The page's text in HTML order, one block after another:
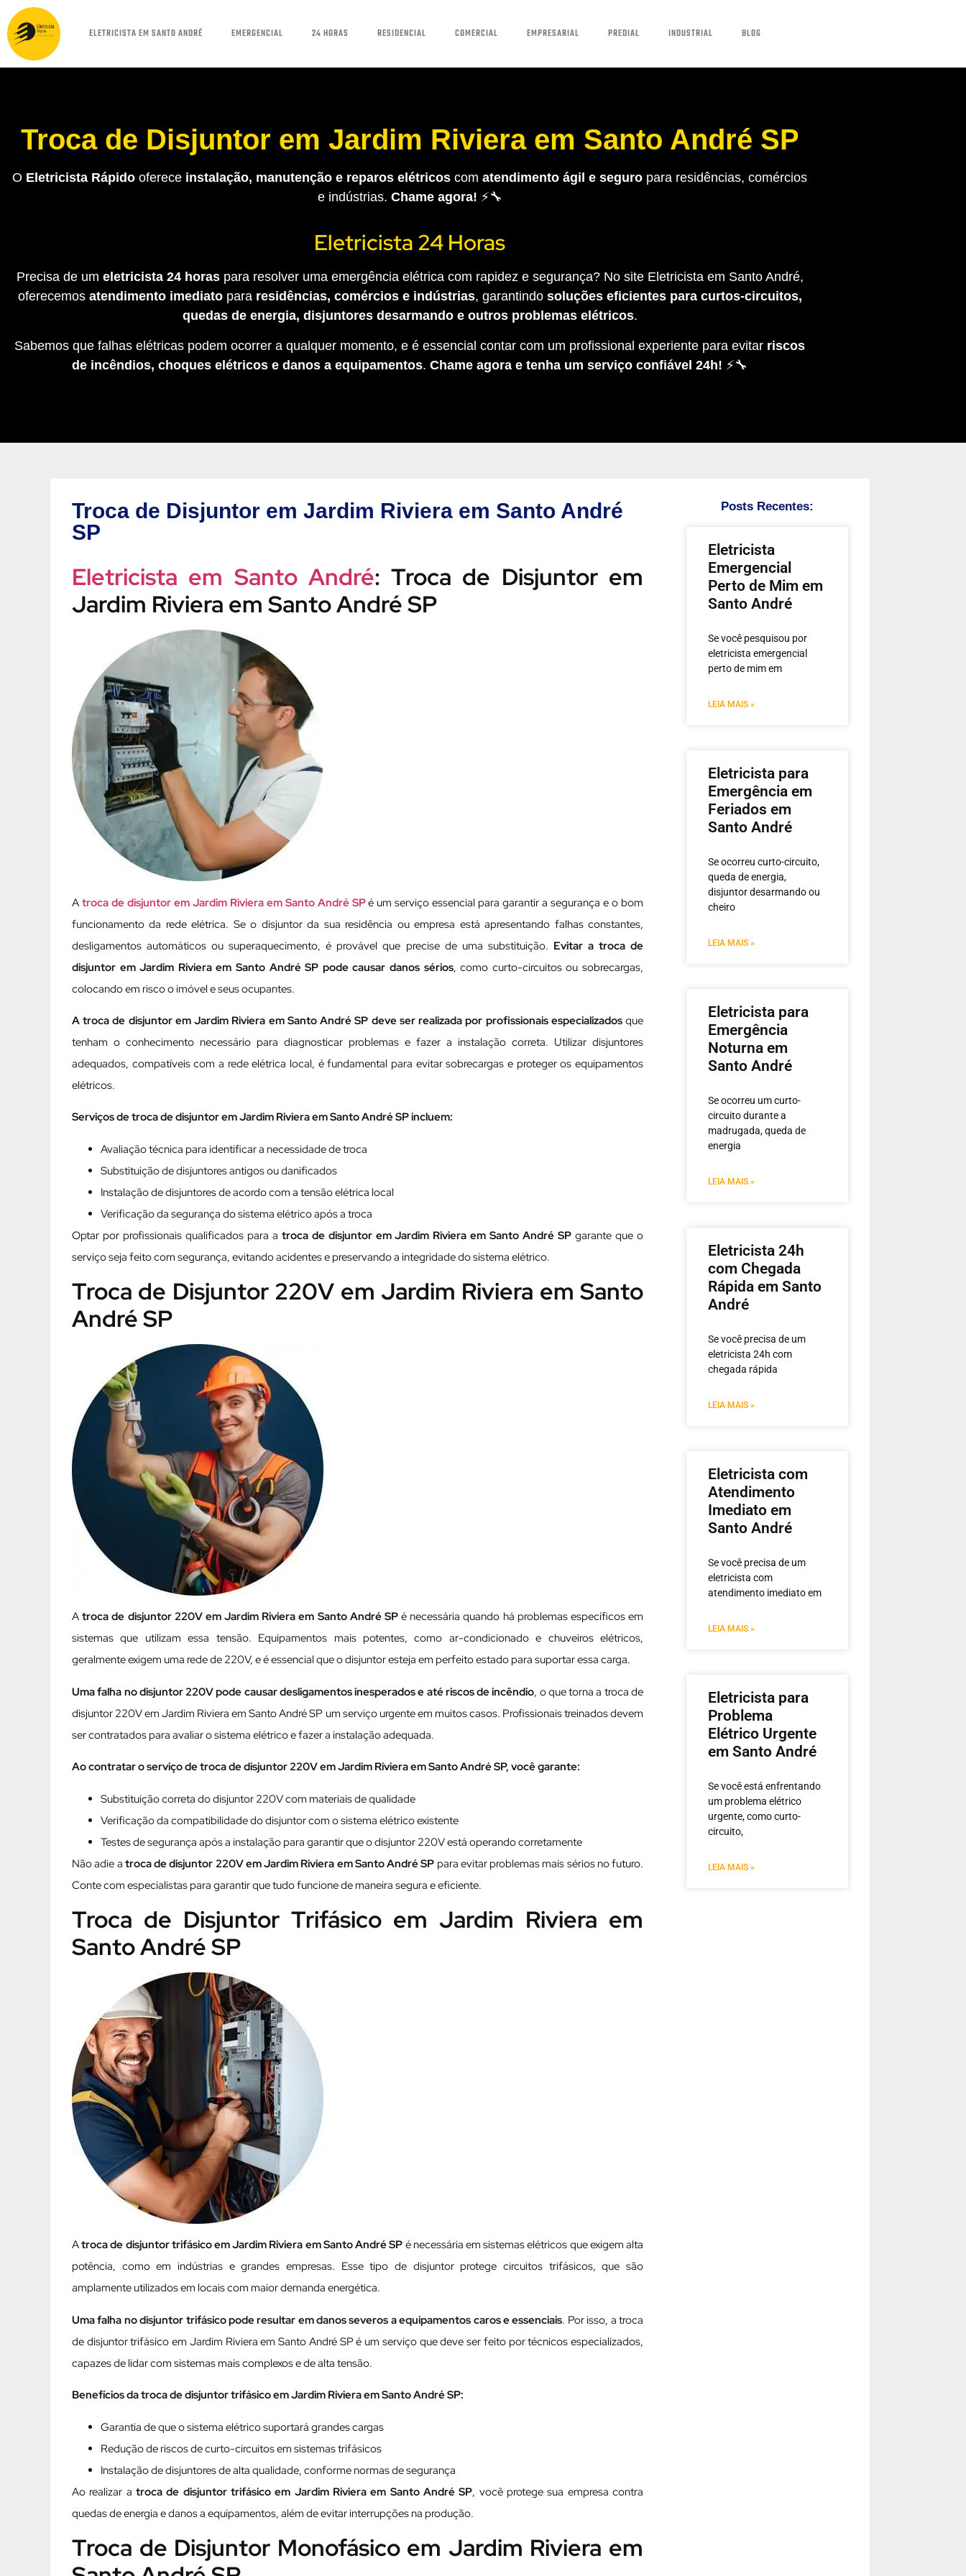
ELETRICISTA EM SANTO ANDRÉ EMERGENCIAL 24 HORAS RESIDENCIAL COMERCIAL EMPRESARIAL PREDIAL INDUSTRIAL BLOG
Troca de Disjuntor em Jardim Riviera em Santo André SP
O Eletricista Rápido oferece instalação, manutenção e reparos elétricos com atendimento ágil e seguro para residências, comércios
e indústrias. Chame agora! ⚡🔧
Eletricista 24 Horas
Precisa de um eletricista 24 horaspara resolver uma emergência elétrica com rapidez e segurança? No site Eletricista em Santo André,
oferecemos atendimento imediatopara residências, comércios e indústrias, garantindo soluções eficientes para curtos-circuitos,
quedas de energia, disjuntores desarmando e outros problemas elétricos.
Sabemos que falhas elétricas podem ocorrer a qualquer momento, e é essencial contar com um profissional experiente para evitar riscos
de incêndios, choques elétricos e danos a equipamentos. Chame agora e tenha um serviço confiável 24h! ⚡🔧
Troca de Disjuntor em Jardim Riviera em Santo André
SP
Eletricista em Santo André: Troca de Disjuntor em
Jardim Riviera em Santo André SP
A troca de disjuntor em Jardim Riviera em Santo André SPé um serviço essencial para garantir a segurança e o bom
funcionamento da rede elétrica. Se o disjuntor da sua residência ou empresa está apresentando falhas constantes,
desligamentos automáticos ou superaquecimento, é provável que precise de uma substituição. Evitar a troca de
disjuntor em Jardim Riviera em Santo André SP pode causar danos sérios, como curto-circuitos ou sobrecargas,
colocando em risco o imóvel e seus ocupantes.
A troca de disjuntor em Jardim Riviera em Santo André SP deve ser realizada por profissionais especializadosque
tenham o conhecimento necessário para diagnosticar problemas e fazer a instalação correta. Utilizar disjuntores
adequados, compatíveis com a rede elétrica local, é fundamental para evitar sobrecargas e proteger os equipamentos
elétricos.
Serviços de troca de disjuntor em Jardim Riviera em Santo André SP incluem:
Avaliação técnica para identificar a necessidade de troca
Substituição de disjuntores antigos ou danificados
Instalação de disjuntores de acordo com a tensão elétrica local
Verificação da segurança do sistema elétrico após a troca
Optar por profissionais qualificados para a troca de disjuntor em Jardim Riviera em Santo André SP garante que o
serviço seja feito com segurança, evitando acidentes e preservando a integridade do sistema elétrico.
Troca de Disjuntor 220V em Jardim Riviera em Santo
André SP
Atroca de disjuntor 220V em Jardim Riviera em Santo André SPé necessária quando há problemas específicos em
sistemas que utilizam essa tensão. Equipamentos mais potentes, como ar-condicionado e chuveiros elétricos,
geralmente exigem uma rede de 220V, e é essencial que o disjuntor esteja em perfeito estado para suportar essa carga.
Uma falha no disjuntor 220V pode causar desligamentos inesperados e até riscos de incêndio, o que torna a troca de
disjuntor 220V em Jardim Riviera em Santo André SP um serviço urgente em muitos casos. Profissionais treinados devem
ser contratados para avaliar o sistema elétrico e fazer a instalação adequada.
Ao contratar o serviço de troca de disjuntor 220V em Jardim Riviera em Santo André SP, você garante:
Substituição correta do disjuntor 220V com materiais de qualidade
Verificação da compatibilidade do disjuntor com o sistema elétrico existente
Testes de segurança após a instalação para garantir que o disjuntor 220V está operando corretamente
Não adie a troca de disjuntor 220V em Jardim Riviera em Santo André SP para evitar problemas mais sérios no futuro.
Conte com especialistas para garantir que tudo funcione de maneira segura e eficiente.
Troca de Disjuntor Trifásico em Jardim Riviera em
Santo André SP
Atroca de disjuntor trifásico em Jardim Riviera em Santo André SP é necessária em sistemas elétricos que exigem alta
potência, como em indústrias e grandes empresas. Esse tipo de disjuntor protege circuitos trifásicos, que são
amplamente utilizados em locais com maior demanda energética.
Uma falha no disjuntor trifásico pode resultar em danos severos a equipamentos caros e essenciais. Por isso, a troca
de disjuntor trifásico em Jardim Riviera em Santo André SP é um serviço que deve ser feito por técnicos especializados,
capazes de lidar com sistemas mais complexos e de alta tensão.
Benefícios da troca de disjuntor trifásico em Jardim Riviera em Santo André SP:
Garantia de que o sistema elétrico suportará grandes cargas
Redução de riscos de curto-circuitos em sistemas trifásicos
Instalação de disjuntores de alta qualidade, conforme normas de segurança
Ao realizar a troca de disjuntor trifásico em Jardim Riviera em Santo André SP, você protege sua empresa contra
quedas de energia e danos a equipamentos, além de evitar interrupções na produção.
Troca de Disjuntor Monofásico em Jardim Riviera em
Posts Recentes:
Eletricista
Emergencial
Perto de Mim em
Santo André
Se você pesquisou por
eletricista emergencial
perto de mim em
LEIA MAIS »
Eletricista para
Emergência em
Feriados em
Santo André
Se ocorreu curto-circuito,
queda de energia,
disjuntor desarmando ou
cheiro
LEIA MAIS »
Eletricista para
Emergência
Noturna em
Santo André
Se ocorreu um curto-
circuito durante a
madrugada, queda de
energia
LEIA MAIS »
Eletricista 24h
com Chegada
Rápida em Santo
André
Se você precisa de um
eletricista 24h com
chegada rápida
LEIA MAIS »
Eletricista com
Atendimento
Imediato em
Santo André
Se você precisa de um
eletricista com
atendimento imediato em
LEIA MAIS »
Eletricista para
Problema
Elétrico Urgente
em Santo André
Se você está enfrentando
um problema elétrico
urgente, como curto-
circuito,
LEIA MAIS »